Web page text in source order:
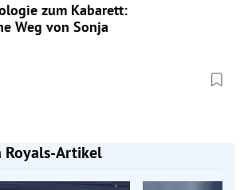
zum Kabarett:
Weg von Sonja
Royals-Artikel